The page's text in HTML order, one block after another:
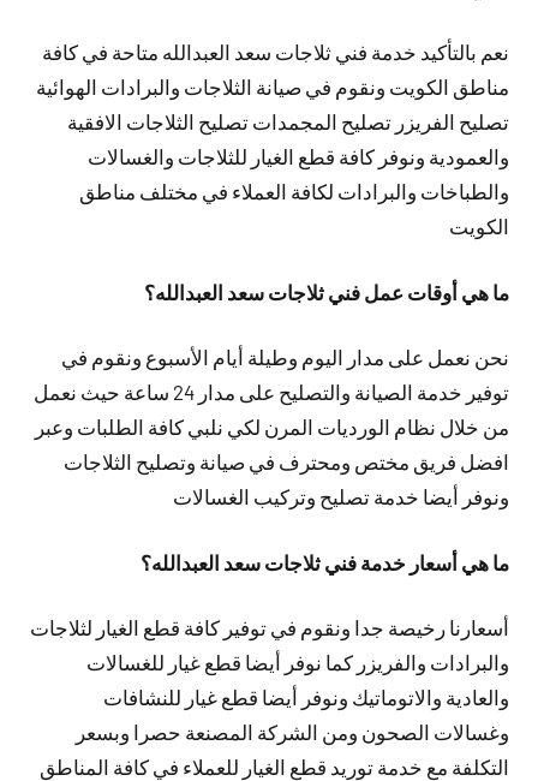
نعم بالتأكيد خدمة فني ثلاجات سعد العبدالله متاحة في كافة
مناطق الكويت ونقوم في صيانة الثلاجات والبرادات الهوائية
تصليح الفريزر تصليح المجمدات تصليح الثلاجات الافقية
والعمودية ونوفر كافة قطع الغيار للثلاجات والغسالات
والطباخات والبرادات لكافة العملاء في مختلف مناطق
الكويت
ما هي أوقات عمل فني ثلاجات سعد العبدالله؟
نحن نعمل على مدار اليوم وطيلة أيام الأسبوع ونقوم في
توفير خدمة الصيانة والتصليح على مدار 24 ساعة حيث نعمل
من خلال نظام الورديات المرن لكي نلبي كافة الطلبات وعبر
افضل فريق مختص ومحترف في صيانة وتصليح الثلاجات
ونوفر أيضا خدمة تصليح وتركيب الغسالات
ما هي أسعار خدمة فني ثلاجات سعد العبدالله؟
أسعارنا رخيصة جدا ونقوم في توفير كافة قطع الغيار لثلاجات
والبرادات والفريزر كما نوفر أيضا قطع غيار للغسالات
والعادية والاتوماتيك ونوفر أيضا قطع غيار للنشافات
وغسالات الصحون ومن الشركة المصنعة حصرا وبسعر
التكلفة مع خدمة توريد قطع الغيار للعملاء في كافة المناطق